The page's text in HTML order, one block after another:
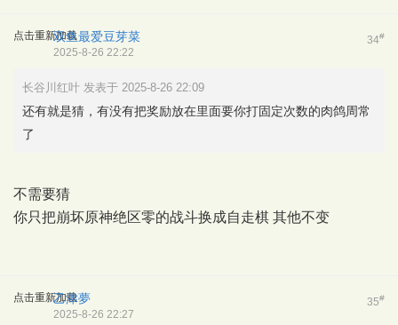
点击重新加载 34#
双鱼最爱豆芽菜
2025-8-26 22:22
长谷川红叶 发表于 2025-8-26 22:09
还有就是猜，有没有把奖励放在里面要你打固定次数的肉鸽周常
了
不需要猜
你只把崩坏原神绝区零的战斗换成自走棋 其他不变
点击重新加载 35#
乙津夢
2025-8-26 22:27